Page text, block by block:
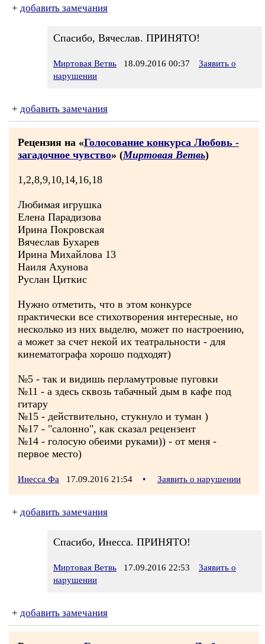
+ добавить замечания
Спасибо, Вячеслав. ПРИНЯТО!
Миртовая Ветвь 18.09.2016 00:37
Заявить о
нарушении
+ добавить замечания
Рецензия на «Голосование конкурса Любовь -
загадочное чувство» (Миртовая Ветвь)
1,2,8,9,10,14,16,18
Любимая игрушка
Елена Парадизова
Ирина Покровская
Вячеслав Бухарев
Ирина Михайлова 13
Наиля Ахунова
Руслан Циткис
Нужно отметить, что в этом конкурсе
практически все стихотворения интересные, но
несколько из них выделю, может по настроению,
а может за счет некой их театральности - для
кинематографа хорошо подходят)
№5 - так и видишь перламутровые пуговки
№11 - а здесь сквозь табачный дым в кафе под
гитару
№15 - действительно, стукнуло и туман )
№17 - "салонно", как сказал рецензент
№14 - голосую обеими руками)) - от меня -
первое место)
Инесса Фа 17.09.2016 21:54 • Заявить о нарушении
+ добавить замечания
Спасибо, Инесса. ПРИНЯТО!
Миртовая Ветвь 17.09.2016 22:53
Заявить о
нарушении
+ добавить замечания